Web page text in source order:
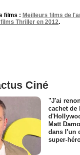
films : Meilleurs films de
Thriller en 2012.
Ciné
"J'ai
cachet de
Matt
dans l'un
super-